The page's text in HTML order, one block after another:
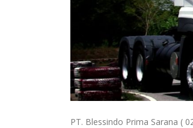
PT. Blessindo Prima Sarana (